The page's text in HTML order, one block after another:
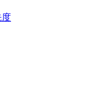
度